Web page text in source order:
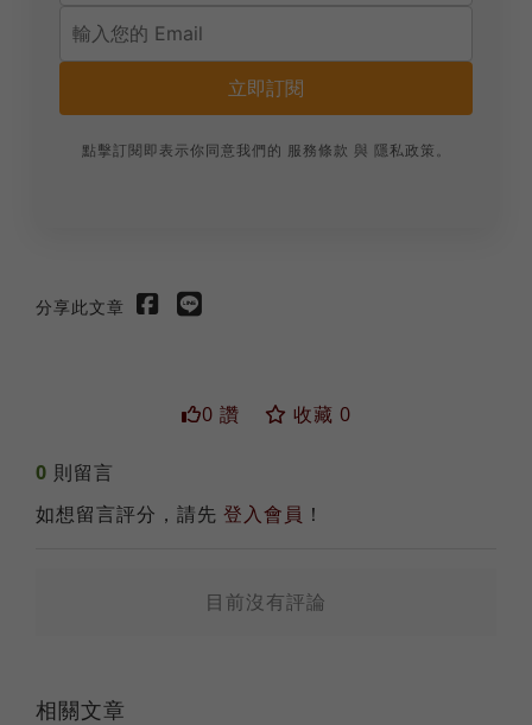
立即訂閱
點擊訂閱即表示你同意我們的 服務條款 與 隱私政策
分享此文章
0 讚 收藏 0
0 則留言
如想留言評分，請先 登入會員 ！
目前沒有評論
相關文章